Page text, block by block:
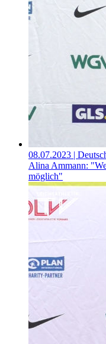
08.07.2023 |
Alina Ammann:
möglich"